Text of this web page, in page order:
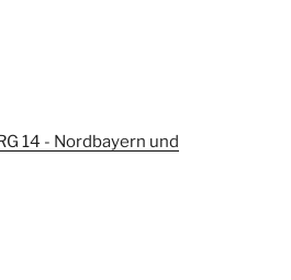
14 - Nordbayern und